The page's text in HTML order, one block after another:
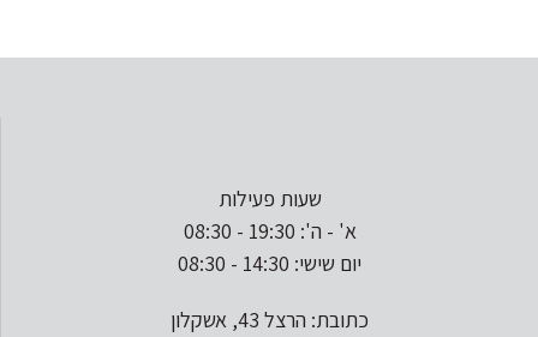
שעות פעילות
א' - ה': 19:30 - 08:30
יום שישי: 14:30 - 08:30
כתובת: הרצל 43, אשקלון